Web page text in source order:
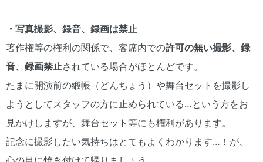
・写真撮影、録音、録画は禁止
著作権等の権利の関係で、客席内での許可の無い撮影、録
音、録画禁止されている場合がほとんどです。
たまに開演前の緞帳（どんちょう）や舞台セットを撮影し
ようとしてスタッフの方に止められている…という方をお
見かけしますが、舞台セット等にも権利があります。
記念に撮影したい気持ちはとてもよくわかります…！が、